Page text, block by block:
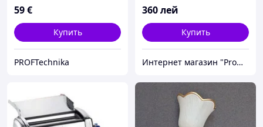
59€
Купить
PROFTechnika
360лей
Купить
Интернет магазин "Promtovari"